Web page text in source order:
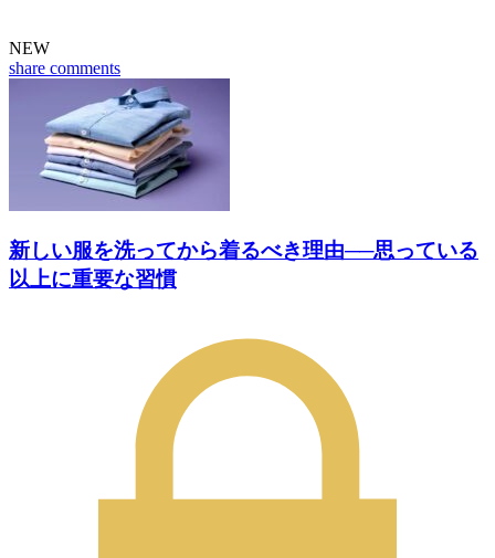
NEW
share comments
新しい服を洗ってから着るべき理由──思っている
以上に重要な習慣